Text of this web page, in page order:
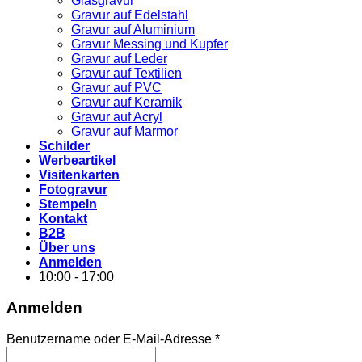
Gravur auf Edelstahl
Gravur auf Aluminium
Gravur Messing und Kupfer
Gravur auf Leder
Gravur auf Textilien
Gravur auf PVC
Gravur auf Keramik
Gravur auf Acryl
Gravur auf Marmor
Schilder
Werbeartikel
Visitenkarten
Fotogravur
Stempeln
Kontakt
B2B
Über uns
Anmelden
10:00 - 17:00
Anmelden
Benutzername oder E-Mail-Adresse *Erforderlich